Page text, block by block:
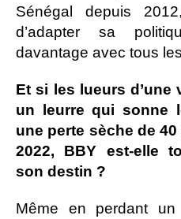
Sénégal depuis
d’adapter sa
davantage avec tous
Et si les lueurs d’une
un leurre qui sonne
une perte sèche de
2022, BBY est-elle
son destin ?
Même en perdant